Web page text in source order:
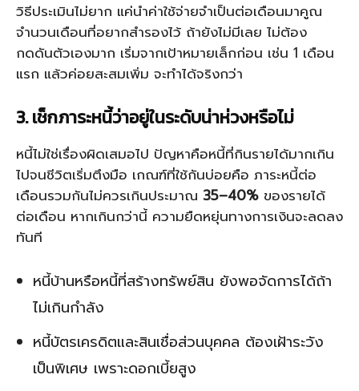
วิธีประเมินไม่ยาก แค่นำค่าใช้จ่ายจำเป็นต่อเดือนมาคูณ
จำนวนเดือนที่อยากสำรองไว้ ถ้ายังไม่มีเลย ไม่ต้อง
กดดันตัวเองมาก เริ่มจากเป้าหมายเล็กก่อน เช่น 1 เดือน
แรก แล้วค่อยสะสมเพิ่ม จะทำได้จริงกว่า
3. เช็กภาระหนี้ว่าอยู่ในระดับน่าห่วงหรือไม่
หนี้ไม่ใช่เรื่องผิดเสมอไป ปัญหาคือหนี้ที่กินรายได้มากเกิน
ไปจนชีวิตเริ่มตึงมือ เกณฑ์ที่ใช้กันบ่อยคือ ภาระหนี้ต่อ
เดือนรวมกันไม่ควรเกินประมาณ 35–40% ของรายได้
ต่อเดือน หากเกินกว่านี้ ความยืดหยุ่นทางการเงินจะลดลง
ทันที
หนี้บ้านหรือหนี้ที่สร้างทรัพย์สิน ยังพอจัดการได้ถ้า
ไม่เกินกำลัง
หนี้บัตรเครดิตและสินเชื่อส่วนบุคคล ต้องเฝ้าระวัง
เป็นพิเศษ เพราะดอกเบี้ยสูง